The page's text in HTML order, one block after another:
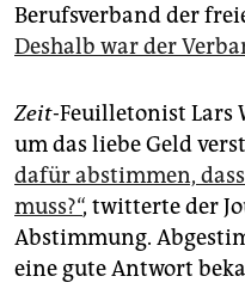
Berufsverband der
Deshalb war der
Zeit-Feuilletonist Lars
um das liebe Geld
dafür abstimmen,
muss?“, twitterte der
Abstimmung.
eine gute Antwort